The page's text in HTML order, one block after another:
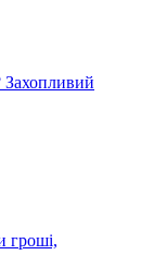
Захопливий
гроші,